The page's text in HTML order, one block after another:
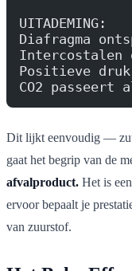
UITADEMING:
Diafragma
Intercostalen
Positieve
CO2 passeert
Dit lijkt eenvoudig —
gaat het begrip van de
afvalproduct. Het is
ervoor bepaalt je
van zuurstof.